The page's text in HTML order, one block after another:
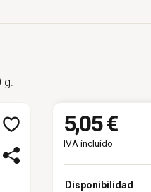
g.
5,05 €
IVA incluído
Disponibilidad